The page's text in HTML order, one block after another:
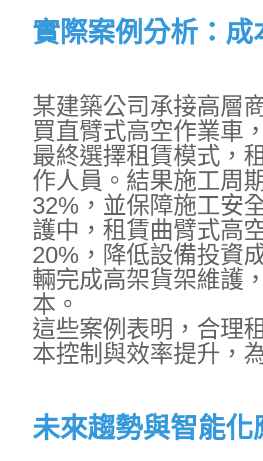
實際案例分析：
某建築公司承接高層
買直臂式高空作業車
最終選擇租賃模式，
作人員。結果施工周
32%，並保障施工安
護中，租賃曲臂式高
20%，降低設備投資
輛完成高架貨架維護
本。
這些案例表明，合理
本控制與效率提升，
未來趨勢與智能化